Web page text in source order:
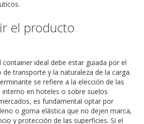
el producto
container ideal debe estar guiada por el
de transporte y la naturaleza de la carga.
se refiere a la elección de las
interno en hoteles o sobre suelos
es fundamental optar por
o goma elástica que no dejen marca,
y protección de las superficies. Si el